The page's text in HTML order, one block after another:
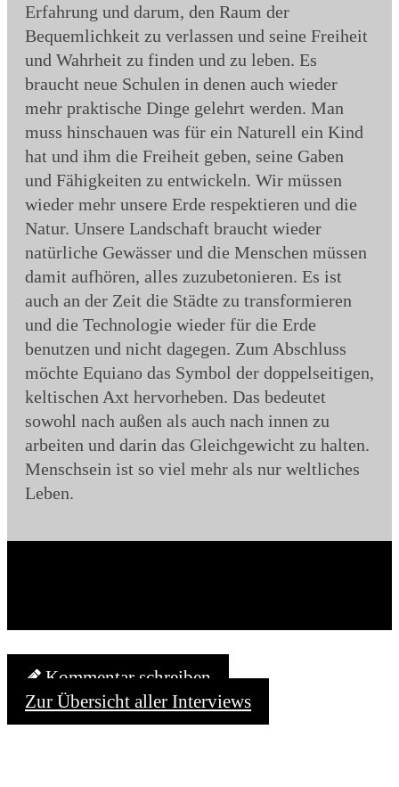
Erfahrung und darum, den Raum der
Bequemlichkeit zu verlassen und seine Freiheit
und Wahrheit zu finden und zu leben. Es
braucht neue Schulen in denen auch wieder
mehr praktische Dinge gelehrt werden. Man
muss hinschauen was für ein Naturell ein Kind
hat und ihm die Freiheit geben, seine Gaben
und Fähigkeiten zu entwickeln. Wir müssen
wieder mehr unsere Erde respektieren und die
Natur. Unsere Landschaft braucht wieder
natürliche Gewässer und die Menschen müssen
damit aufhören, alles zuzubetonieren. Es ist
auch an der Zeit die Städte zu transformieren
und die Technologie wieder für die Erde
benutzen und nicht dagegen. Zum Abschluss
möchte Equiano das Symbol der doppelseitigen,
keltischen Axt hervorheben. Das bedeutet
sowohl nach außen als auch nach innen zu
arbeiten und darin das Gleichgewicht zu halten.
Menschsein ist so viel mehr als nur weltliches
Leben.
Kommentar schreiben
Zur Übersicht aller Interviews